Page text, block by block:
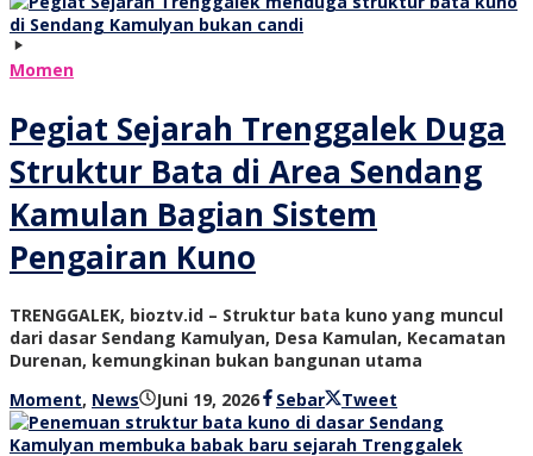
Momen
Pegiat Sejarah Trenggalek Duga
Struktur Bata di Area Sendang
Kamulan Bagian Sistem
Pengairan Kuno
TRENGGALEK, bioztv.id – Struktur bata kuno yang muncul
dari dasar Sendang Kamulyan, Desa Kamulan, Kecamatan
Durenan, kemungkinan bukan bangunan utama
Moment, News Juni 19, 2026oleh
bioz
tv
Sebar Tweet